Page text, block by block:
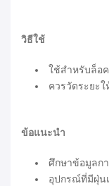
วิธีใช้
ใช้สำหรับล็อ
ควรวัดระยะ
ข้อแนะนำ
ศึกษาข้อมูลก
อุปกรณ์ที่มีฝุ่น